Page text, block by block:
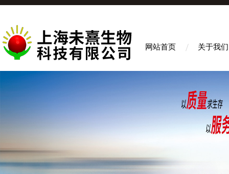
网站首页 关于我们